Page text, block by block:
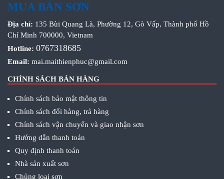
MUA BÁN SƠN
Địa chỉ: 135 Bùi Quang Là, Phường 12, Gò Vấp, Thành phố Hồ
Chí Minh 700000, Vietnam
Hotline: 0767318685
Email: mai.maithienphuc@gmail.com
CHÍNH SÁCH BÁN HÀNG
Chính sách bảo mật thông tin
Chính sách đổi hàng, trả hàng
Chính sách vận chuyển và giao nhận sơn
Hướng dẫn thanh toán
Quy định thanh toán
Nhà sản xuất sơn
Chủng loại sơn